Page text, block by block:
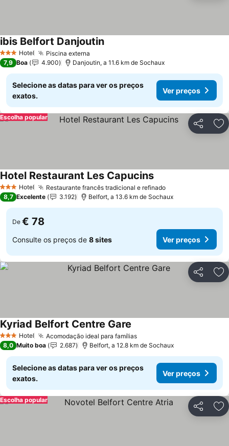
3 EstrelasHotel Piscina externa
ibis Belfort DanjoutinVer preços
7,9 Boa 4.900 Danjoutin, a 11.6 km de Sochaux
Selecione as datas para ver os preços
exatos.
Ver preços
Partilhar
Escolha popular
3 EstrelasHotel Restaurante francês tradicional e refinadoVer preços
Hotel Restaurant Les CapucinsVer preços
8,7 Excelente 3.192 Belfort, a 13.6 km de Sochaux
De € 78
Consulte os preços de 8 sites Ver preços
Partilhar
3 EstrelasHotel Acomodação ideal para famíliasVer preços
Kyriad Belfort Centre Gare
8,0 Muito boa 2.687 Belfort, a 12.8 km de Sochaux
Selecione as datas para ver os preços
exatos.
Ver preços
Partilhar
Escolha popular